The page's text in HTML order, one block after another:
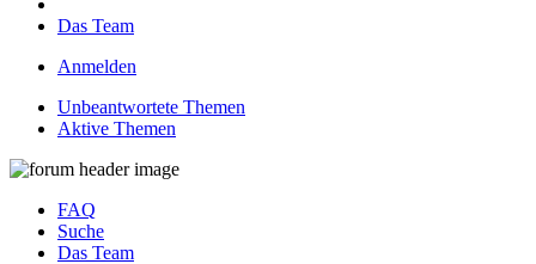
Das Team
Anmelden
Unbeantwortete Themen
Aktive Themen
FAQ
Suche
Das Team